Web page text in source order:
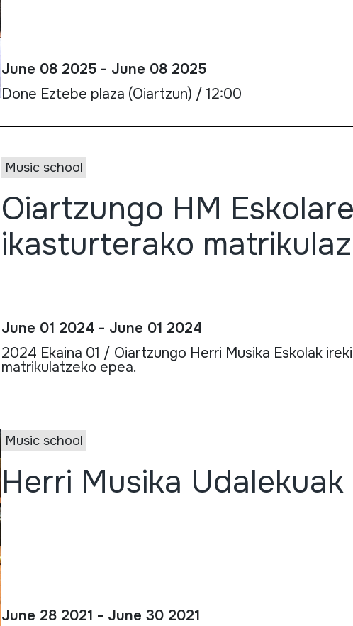
June 08 2025 - June 08 2025
Done Eztebe plaza (Oiartzun) / 12:00
Music school
Oiartzungo HM
ikasturterako
June 01 2024 - June 01 2024
2024 Ekaina 01 / Oiartzungo Herri Musika Eskolak
matrikulatzeko epea.
Music school
Herri Musika Udalekuak
June 28 2021 - June 30 2021